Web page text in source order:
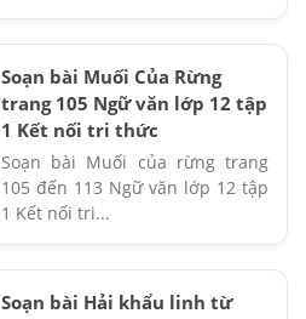
Soạn bài Muối Của Rừng
trang 105 Ngữ văn lớp 12 tập
1 Kết nối tri thức
Soạn bài Muối của rừng trang
105 đến 113 Ngữ văn lớp 12 tập
1 Kết nối tri...
Soạn bài Hải khẩu linh từ